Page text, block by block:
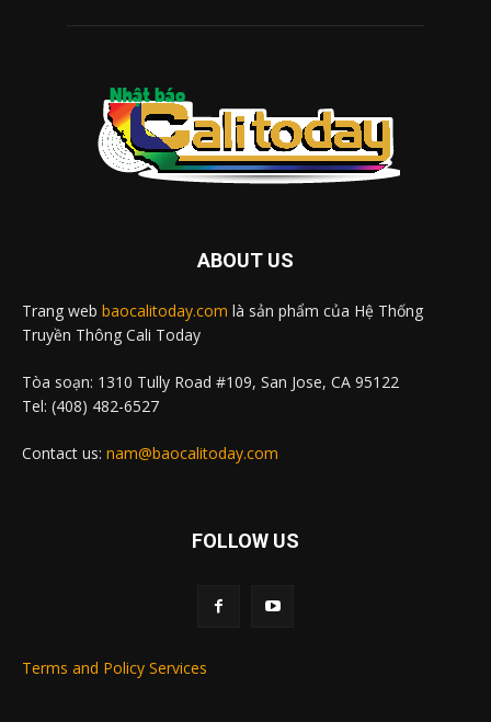
ABOUT US
Trang web baocalitoday.com là sản phẩm của Hệ Thống
Truyền Thông Cali Today
Tòa soạn: 1310 Tully Road #109, San Jose, CA 95122
Tel: (408) 482-6527
Contact us: nam@baocalitoday.com
FOLLOW US
Terms and Policy Services